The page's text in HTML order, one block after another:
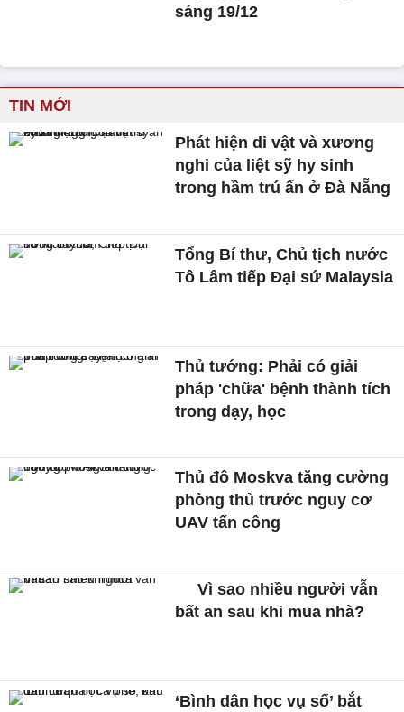
sáng 19/12
TIN MỚI
Phát hiện di vật và xương
nghi của liệt sỹ hy sinh
trong hầm trú ẩn ở Đà Nẵng
Tổng Bí thư, Chủ tịch nước
Tô Lâm tiếp Đại sứ Malaysia
Thủ tướng: Phải có giải
pháp 'chữa' bệnh thành tích
trong dạy, học
Thủ đô Moskva tăng cường
phòng thủ trước nguy cơ
UAV tấn công
Vì sao nhiều người vẫn
bất an sau khi mua nhà?
‘Bình dân học vụ số’ bắt